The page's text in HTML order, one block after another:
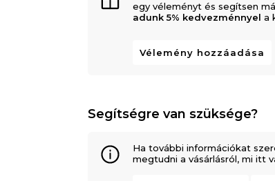
egy véleményt és segítsen
adunk 5% kedvezménnyel a
Vélemény hozzáadása
Segítségre van szüksége?
Ha további információkat
megtudni a vásárlásról, mi itt